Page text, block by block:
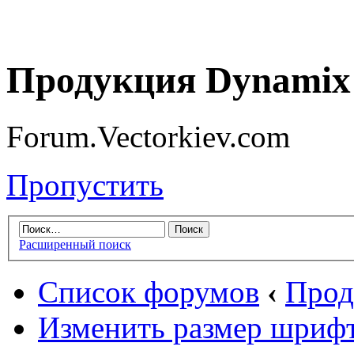
Продукция
Forum.Vectorkiev.com
Пропустить
Расширенный поиск
Список форумов ‹
Изменить размер